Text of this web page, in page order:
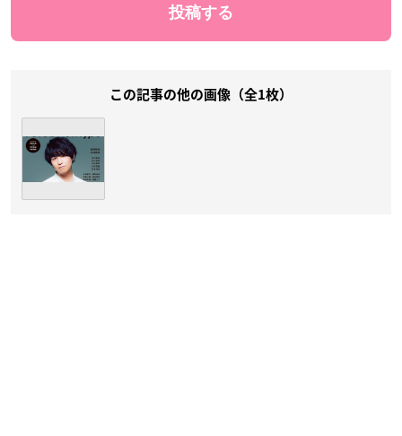
この記事の他の画像（全1枚）